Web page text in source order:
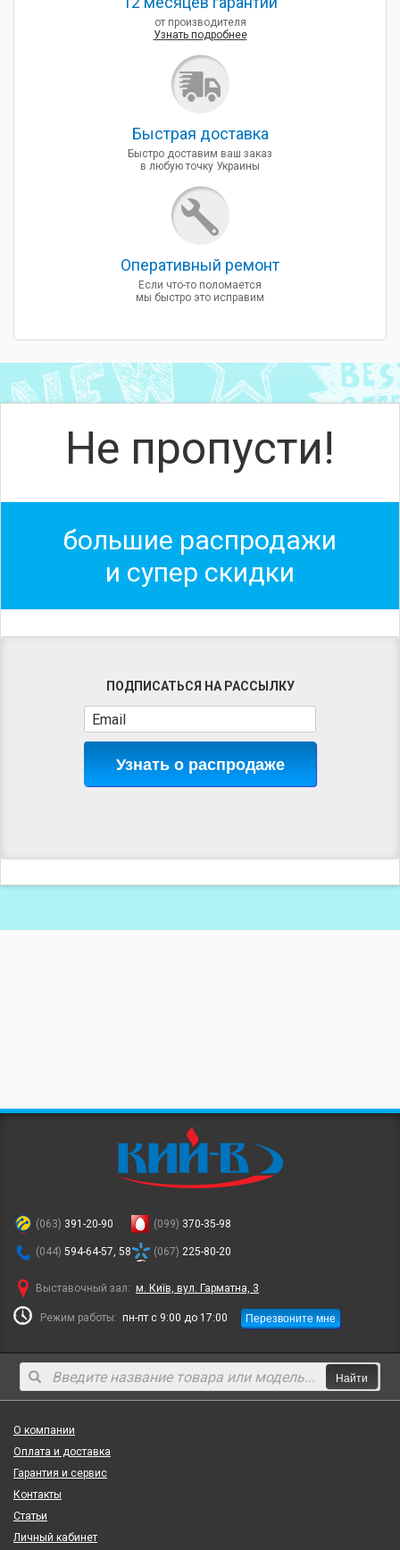
от производителя
Узнать подробнее
Быcтрая доставка
Быстро доставим ваш заказ
в любую точку Украины
Оперативный ремонт
Если что-то поломается
мы быстро это исправим
Не пропусти!
большие распродажи
и супер скидки
ПОДПИСАТЬСЯ НА РАССЫЛКУ
Узнать о распродаже
(063) 391-20-90
(044) 594-64-57, 58
(099) 370-35-98
(067) 225-80-20
Выставочный зал: м. Київ, вул. Гарматна, 3
Режим работы: пн-пт с 9:00 до 17:00 Перезвоните мне
Найти
О компании
Оплата и доставка
Гарантия и сервис
Контакты
Статьи
Личный кабинет